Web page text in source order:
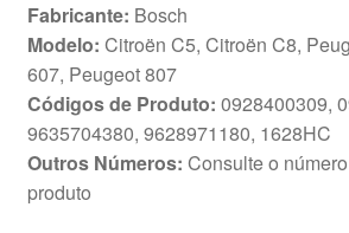
Fabricante: Bosch
Modelo: Citroën C5, Citroën C8,
607, Peugeot 807
Códigos de Produto: 0928400309,
9635704380, 9628971180, 1628HC
Outros Números: Consulte o
produto